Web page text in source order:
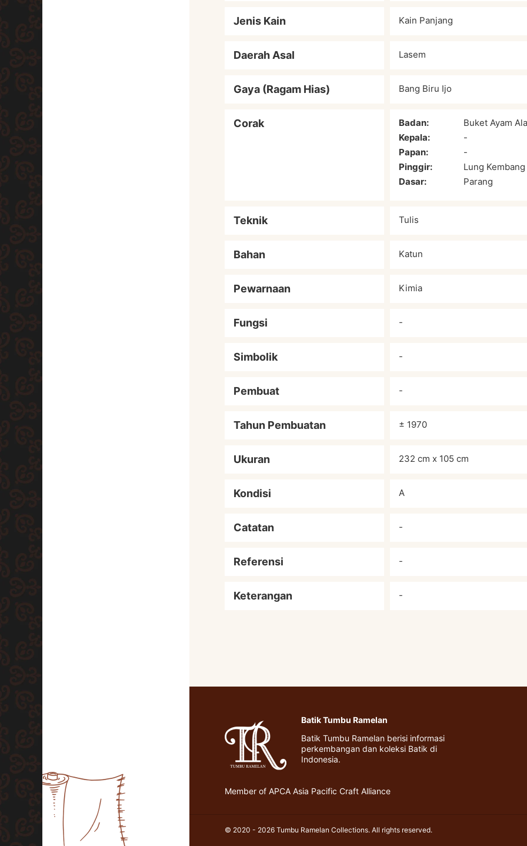
Jenis Kain Kain Panjang
Daerah Asal Lasem
Gaya (Ragam Hias) Bang Biru Ijo
Corak Badan:
Buket Ayam
Kepala:
-
Papan:
-
Pinggir:
Lung Kembang
Dasar:
Parang
Teknik Tulis
Bahan Katun
Pewarnaan Kimia
Fungsi -
Simbolik -
Pembuat -
Tahun Pembuatan ± 1970
Ukuran 232 cm x 105 cm
Kondisi A
Catatan -
Referensi -
Keterangan -
Batik Tumbu Ramelan
Batik Tumbu Ramelan berisi informasi
perkembangan dan koleksi Batik di
Indonesia.
Member of APCA Asia Pacific Craft Alliance
© 2020 - 2026 Tumbu Ramelan Collections. All rights reserved.